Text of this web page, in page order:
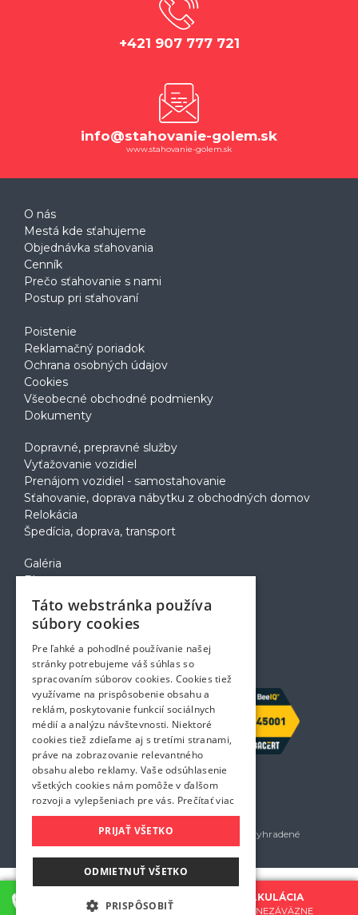
+421 907 777 721
info@stahovanie-golem.sk
www.stahovanie-golem.sk
O nás
Mestá kde sťahujeme
Objednávka sťahovania
Cenník
Prečo sťahovanie s nami
Postup pri sťahovaní
Poistenie
Reklamačný poriadok
Ochrana osobných údajov
Cookies
Všeobecné obchodné podmienky
Dokumenty
Dopravné, prepravné služby
Vyťažovanie vozidiel
Prenájom vozidiel - samostahovanie
Sťahovanie, doprava nábytku z obchodných domov
Relokácia
Špedícia, doprava, transport
Galéria
Blog
Voľné pozície
Zapožičanie krabíc
Rady a tipy pri sťahovaní
Prepravný poriadok
Kontakt
Golem services, s.r.o. 2026 - Všetky práva vyhradené
Všetky uvedené ceny sú bez DPH
KONTAKTUJTE NÁS CENOVÁ KALKULÁCIA
BEZPLATNE A NEZÁVÄZNE
Táto webstránka používa
súbory cookies
Pre ľahké a pohodlné používanie našej
stránky potrebujeme váš súhlas so
spracovaním súborov cookies. Cookies tiež
využívame na prispôsobenie obsahu a
reklám, poskytovanie funkcií sociálnych
médií a analýzu návštevnosti. Niektoré
cookies tiež zdieľame aj s tretími stranami,
práve na zobrazovanie relevantného
obsahu alebo reklamy. Vaše odsúhlasenie
všetkých cookies nám pomôže v ďalšom
rozvoji a vylepšeniach pre vás. Prečítať viac
PRIJAŤ VŠETKO
ODMIETNUŤ VŠETKO
PRISPÔSOBIŤ